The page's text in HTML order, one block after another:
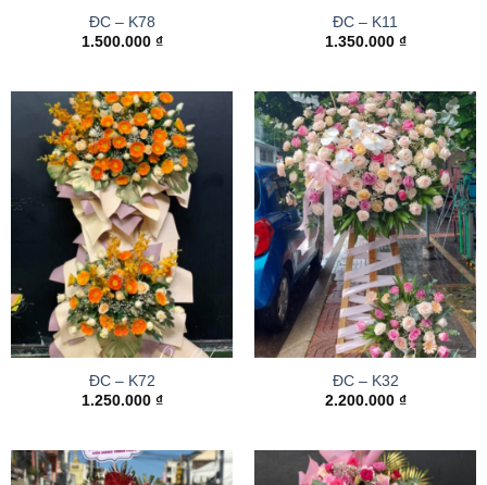
ĐC – K78
1.500.000 ₫
ĐC – K11
1.350.000 ₫
ĐC – K72
1.250.000 ₫
ĐC – K32
2.200.000 ₫